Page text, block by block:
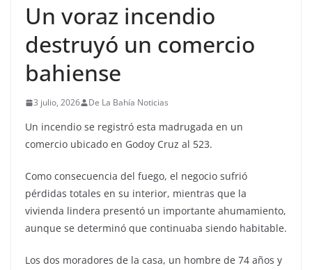
Un voraz incendio
destruyó un comercio
bahiense
3 julio, 2026 De La Bahía Noticias
Un incendio se registró esta madrugada en un
comercio ubicado en Godoy Cruz al 523.
Como consecuencia del fuego, el negocio sufrió
pérdidas totales en su interior, mientras que la
vivienda lindera presentó un importante ahumamiento,
aunque se determinó que continuaba siendo habitable.
Los dos moradores de la casa, un hombre de 74 años y